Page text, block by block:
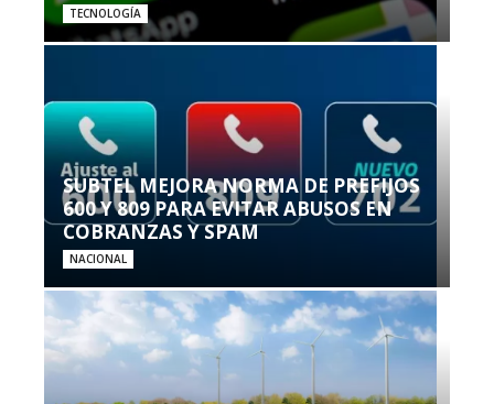
TECNOLOGÍA
SUBTEL MEJORA NORMA DE PREFIJOS
600 Y 809 PARA EVITAR ABUSOS EN
COBRANZAS Y SPAM
NACIONAL